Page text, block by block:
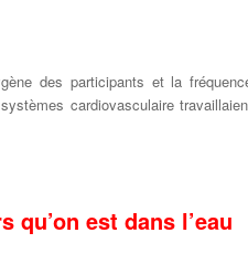
des participants et la
cardiovasculaire
est dans l’eau